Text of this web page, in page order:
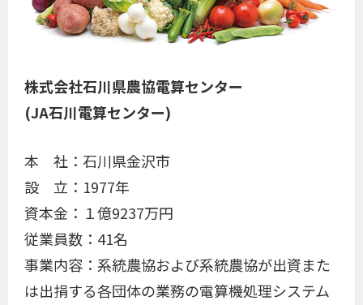
株式会社石川県農協電算センター
(JA石川電算センター)
本 社：石川県金沢市
設 立：1977年
資本金：１億9237万円
従業員数：41名
事業内容：系統農協および系統農協が出資また
は出捐する各団体の業務の電算機処理システム